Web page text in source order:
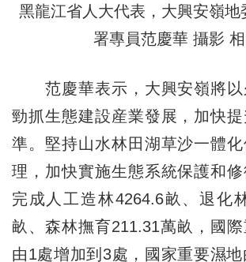
黑龍江省人大代表，大興安嶺地
署專員范慶華 攝影
范慶華表示，大興安嶺將以
勁抓生態建設産業發展，加快
準。堅持山水林田湖草沙一體
理，加快實施生態系統保護和
完成人工造林4264.6畝、退化
畝、森林撫育211.31萬畝，國
由1處增加到3處，國家重要濕